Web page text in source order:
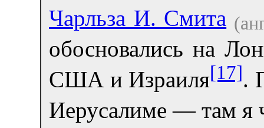
Чарльза И. Смита
обосновались на
США и Израиля[17].
Иерусалиме — там я